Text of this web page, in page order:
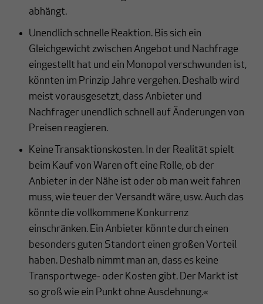
abhängt.
Unendlich schnelle Reaktion. Bis sich ein
Gleichgewicht zwischen Angebot und Nachfrage
eingestellt hat und ein Monopol verschwunden ist,
könnten im Prinzip Jahre vergehen. Deshalb wird
meist vorausgesetzt, dass Anbieter und
Nachfrager unendlich schnell auf Änderungen von
Preisen reagieren.
Keine Transaktionskosten. In der Realität spielt
beim Kauf von Waren oft eine Rolle, ob der
Anbieter in der Nähe ist oder ob man weit fahren
muss, wie teuer der Versandt wäre, usw. Auch das
könnte die vollkommene Konkurrenz
einschränken. Ein Anbieter könnte durch einen
besonders guten Standort einen großen Vorteil
haben. Deshalb nimmt man an, dass es keine
Transportwege- oder Kosten gibt. Der Markt ist
so groß wie ein Punkt ohne Ausdehnung.«